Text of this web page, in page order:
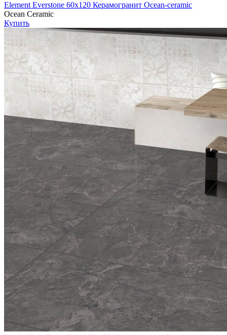
Element Everstone 60х120 Керамогранит Ocean-ceramic
Ocean Ceramic
Купить